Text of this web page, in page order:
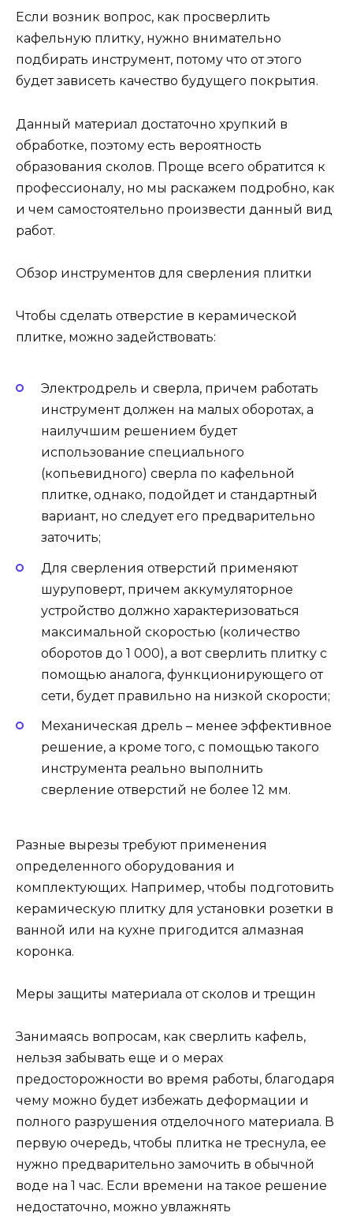
Если возник вопрос, как просверлить
кафельную плитку, нужно внимательно
подбирать инструмент, потому что от этого
будет зависеть качество будущего покрытия.
Данный материал достаточно хрупкий в
обработке, поэтому есть вероятность
образования сколов. Проще всего обратится к
профессионалу, но мы раскажем подробно, как
и чем самостоятельно произвести данный вид
работ.
Обзор инструментов для сверления плитки
Чтобы сделать отверстие в керамической
плитке, можно задействовать:
Электродрель и сверла, причем работать
инструмент должен на малых оборотах, а
наилучшим решением будет
использование специального
(копьевидного) сверла по кафельной
плитке, однако, подойдет и стандартный
вариант, но следует его предварительно
заточить;
Для сверления отверстий применяют
шуруповерт, причем аккумуляторное
устройство должно характеризоваться
максимальной скоростью (количество
оборотов до 1 000), а вот сверлить плитку с
помощью аналога, функционирующего от
сети, будет правильно на низкой скорости;
Механическая дрель – менее эффективное
решение, а кроме того, с помощью такого
инструмента реально выполнить
сверление отверстий не более 12 мм.
Разные вырезы требуют применения
определенного оборудования и
комплектующих. Например, чтобы подготовить
керамическую плитку для установки розетки в
ванной или на кухне пригодится алмазная
коронка.
Меры защиты материала от сколов и трещин
Занимаясь вопросам, как сверлить кафель,
нельзя забывать еще и о мерах
предосторожности во время работы, благодаря
чему можно будет избежать деформации и
полного разрушения отделочного материала. В
первую очередь, чтобы плитка не треснула, ее
нужно предварительно замочить в обычной
воде на 1 час. Если времени на такое решение
недостаточно, можно увлажнять